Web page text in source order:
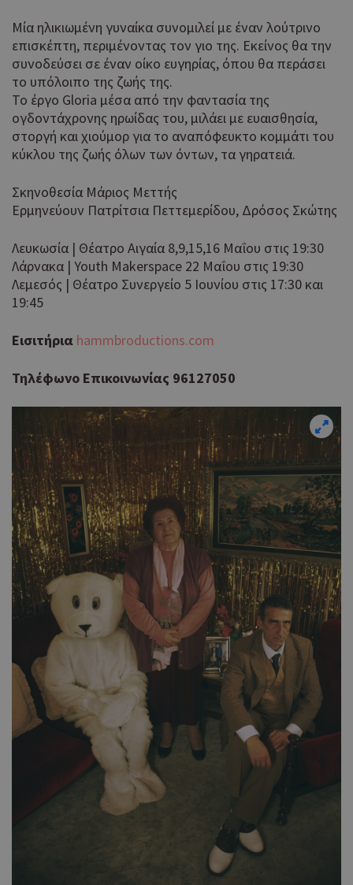
Μία ηλικιωμένη γυναίκα συνομιλεί με έναν λούτρινο
επισκέπτη, περιμένοντας τον γιο της. Εκείνος θα την
συνοδεύσει σε έναν οίκο ευγηρίας, όπου θα περάσει
το υπόλοιπο της ζωής της.
Το έργο Gloria μέσα από την φαντασία της
ογδοντάχρονης ηρωίδας του, μιλάει με ευαισθησία,
στοργή και χιούμορ για το αναπόφευκτο κομμάτι του
κύκλου της ζωής όλων των όντων, τα γηρατειά.
Σκηνοθεσία Μάριος Μεττής
Ερμηνεύουν Πατρίτσια Πεττεμερίδου, Δρόσος Σκώτης
Λευκωσία | Θέατρο Αιγαία 8,9,15,16 Μαΐου στις 19:30
Λάρνακα | Youth Makerspace 22 Μαΐου στις 19:30
Λεμεσός | Θέατρο Συνεργείο 5 Ιουνίου στις 17:30 και
19:45
Εισιτήρια hammbroductions.com
Τηλέφωνο Επικοινωνίας 96127050